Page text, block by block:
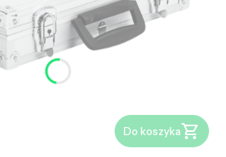
Do koszyka